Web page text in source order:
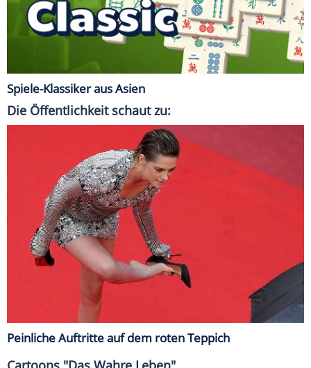
Spiele-Klassiker aus Asien
Die Öffentlichkeit schaut zu:
Peinliche Auftritte auf dem roten Teppich